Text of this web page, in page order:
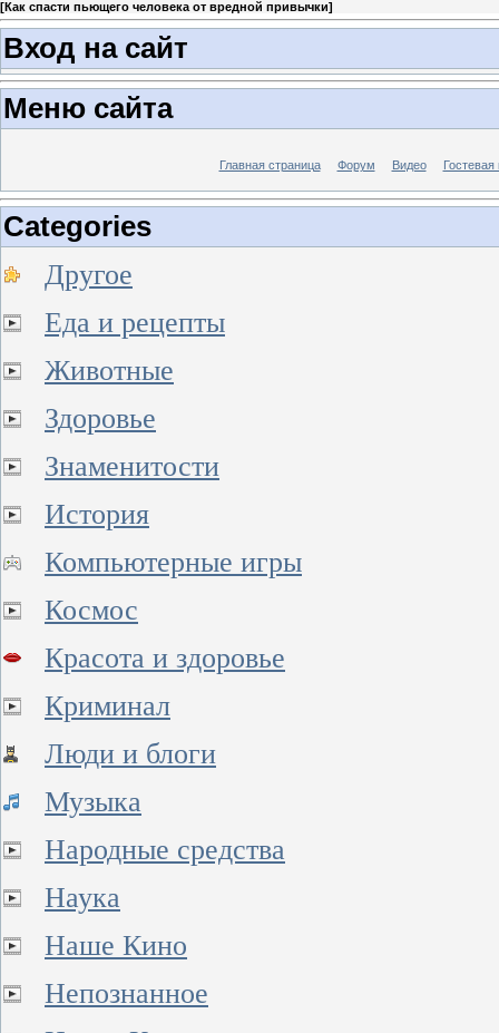
[Как спасти пьющего человека от вредной привычки]
Вход на сайт
Меню сайта
Главная страница Форум Видео Гостевая
Categories
Другое
Еда и рецепты
Животные
Здоровье
Знаменитости
История
Компьютерные игры
Космос
Красота и здоровье
Криминал
Люди и блоги
Музыка
Народные средства
Наука
Наше Кино
Непознанное